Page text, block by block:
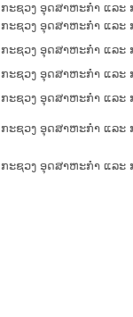
ກະຊວງ ອຸດສາຫະກຳ ແລະ
ກະຊວງ ອຸດສາຫະກຳ ແລະ
ກະຊວງ ອຸດສາຫະກຳ ແລະ
ກະຊວງ ອຸດສາຫະກຳ ແລະ
ກະຊວງ ອຸດສາຫະກຳ ແລະ
ກະຊວງ ອຸດສາຫະກຳ ແລະ
ກະຊວງ ອຸດສາຫະກຳ ແລະ